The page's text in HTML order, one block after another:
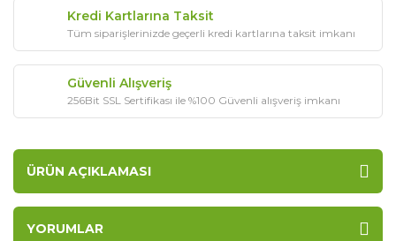
Kredi Kartlarına Taksit
Tüm siparişlerinizde geçerli kredi kartlarına taksit imkanı
Güvenli Alışveriş
256Bit SSL Sertifikası ile %100 Güvenli alışveriş imkanı
ÜRÜN AÇIKLAMASI
YORUMLAR